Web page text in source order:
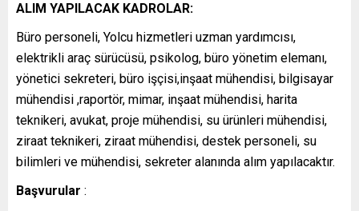
ALIM YAPILACAK KADROLAR:
Büro personeli, Yolcu hizmetleri uzman yardımcısı,
elektrikli araç sürücüsü, psikolog, büro yönetim elemanı,
yönetici sekreteri, büro işçisi,inşaat mühendisi, bilgisayar
mühendisi ,raportör, mimar, inşaat mühendisi, harita
teknikeri, avukat, proje mühendisi, su ürünleri mühendisi,
ziraat teknikeri, ziraat mühendisi, destek personeli, su
bilimleri ve mühendisi, sekreter alanında alım yapılacaktır.
Başvurular :